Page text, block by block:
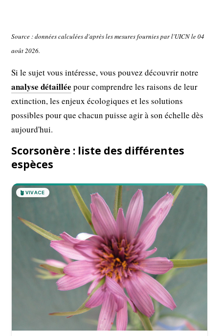
Source : données calculées d'après les mesures fournies par l'UICN le 04
août 2026.
Si le sujet vous intéresse, vous pouvez découvrir notre
analyse détaillée pour comprendre les raisons de leur
extinction, les enjeux écologiques et les solutions
possibles pour que chacun puisse agir à son échelle dès
aujourd'hui.
Scorsonère : liste des différentes
espèces
🪴 VIVACE